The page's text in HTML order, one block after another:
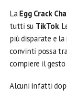
LaEgg Crack
tutti su TikTok.
più disparate e
convinti possa
compiere il
Alcuni infatti